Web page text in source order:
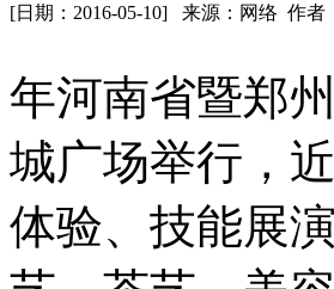
[日期：2016-05-10] 来源：网络 作者
年河南省暨郑
城广场举行，
体验、技能展